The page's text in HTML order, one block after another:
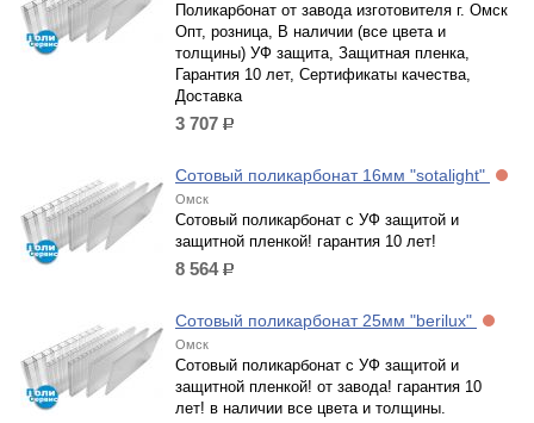
Поликарбонат от завода изготовителя г. Омск
Опт, розница, В наличии (все цвета и
толщины) УФ защита, Защитная пленка,
Гарантия 10 лет, Сертификаты качества,
Доставка
3 707 р.
Сотовый поликарбонат 16мм "sotalight"
Омск
Сотовый поликарбонат с УФ защитой и
защитной пленкой! гарантия 10 лет!
8 564р.
Сотовый поликарбонат 25мм "berilux"
Омск
Сотовый поликарбонат с УФ защитой и
защитной пленкой! от завода! гарантия 10
лет! в наличии все цвета и толщины.